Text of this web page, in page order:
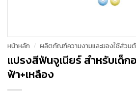
หน้าหลัก / ผลิตภัณฑ์ความงามและของใช้ส่วน
แปรงสีฟันจูเนียร์ สำหรับเด็ก
ฟ้า+เหลือง